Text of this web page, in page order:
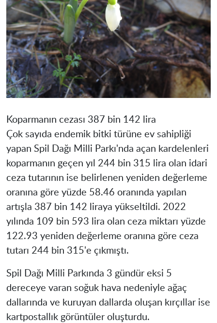
Koparmanın cezası 387 bin 142 lira
Çok sayıda endemik bitki türüne ev sahipliği
yapan Spil Dağı Milli Parkı'nda açan kardelenleri
koparmanın geçen yıl 244 bin 315 lira olan idari
ceza tutarının ise belirlenen yeniden değerleme
oranına göre yüzde 58.46 oranında yapılan
artışla 387 bin 142 liraya yükseltildi. 2022
yılında 109 bin 593 lira olan ceza miktarı yüzde
122.93 yeniden değerleme oranına göre ceza
tutarı 244 bin 315'e çıkmıştı.
Spil Dağı Milli Parkında 3 gündür eksi 5
dereceye varan soğuk hava nedeniyle ağaç
dallarında ve kuruyan dallarda oluşan kırçıllar ise
kartpostallık görüntüler oluşturdu.